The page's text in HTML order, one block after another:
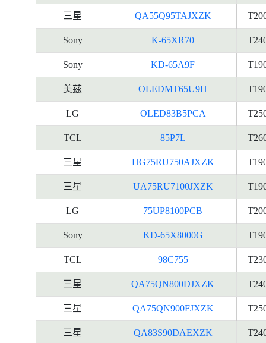
三星 QA55Q95TAJXZK
Sony K-65XR70
Sony KD-65A9F
美茲 OLEDMT65U9H
LG OLED83B5PCA
TCL 85P7L
三星 HG75RU750AJXZK
三星 UA75RU7100JXZK
LG 75UP8100PCB
Sony KD-65X8000G
TCL 98C755
三星 QA75QN800DJXZK
三星 QA75QN900FJXZK
三星 QA83S90DAEXZK